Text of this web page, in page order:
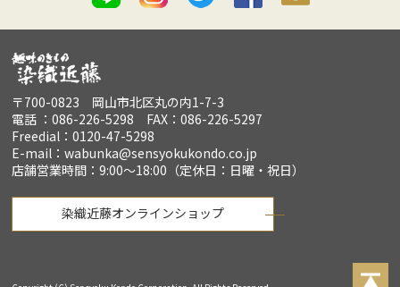
〒700-0823 岡山市北区丸の内1-7-3
電話 ：086-226-5298 FAX：086-226-5297
Freedial：0120-47-5298
E-mail：wabunka@sensyokukondo.co.jp
店舗営業時間：9:00～18:00（定休日：日曜・祝日）
染織近藤オンラインショップ